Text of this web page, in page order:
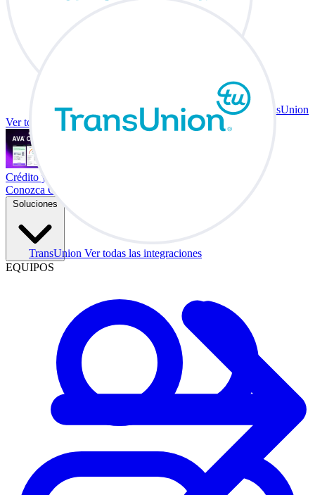
TransUnion Ver todas las integraciones
TransUnion
Ver todas las integraciones
Crédito y vehículo a cambio en su escritorio.
Conozca Co-Driver
Soluciones
EQUIPOS